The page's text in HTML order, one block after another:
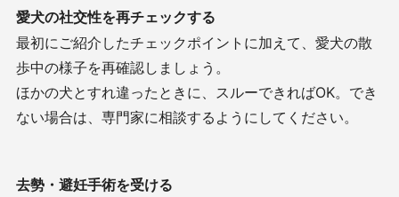
愛犬の社交性を再チェックする
最初にご紹介したチェックポイントに加えて、愛犬の散
歩中の様子を再確認しましょう。
ほかの犬とすれ違ったときに、スルーできればOK。でき
ない場合は、専門家に相談するようにしてください。
去勢・避妊手術を受ける